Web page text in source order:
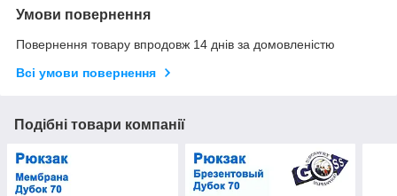
Умови повернення
Повернення товару впродовж 14 днів за домовленістю
Всі умови повернення
Подібні товари компанії